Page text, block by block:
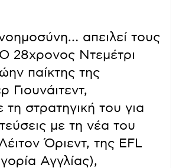
απειλεί τους
28χρονος Ντεμέτρι
παίκτης της
Γιουνάιτεντ,
τη στρατηγική του για
με τη νέα του
Όριεντ, της EFL
Αγγλίας),